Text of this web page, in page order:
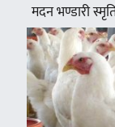
मदन भण्डारी